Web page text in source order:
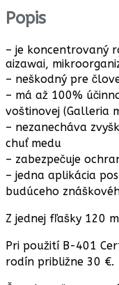
Popis
– je koncentrovaný
aizawai,
– neškodný pre
– má až 100%
voštinovej (Galleria
– nezanecháva
chuť medu
– zabezpečuje
– jedna aplikácia
budúceho
Z jednej fľašky 120
Pri použití B-401
rodín približne 30 €.